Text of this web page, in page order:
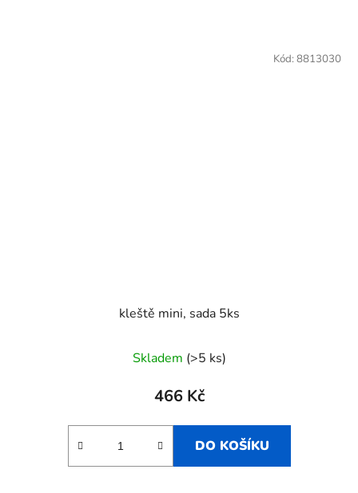
kleště mini, sada 5ks
Skladem (>5 ks)
466 Kč
DO KOŠÍKU
Kód: 8813030